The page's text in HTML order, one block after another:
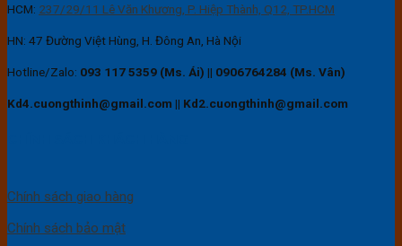
HCM: 237/29/11 Lê Văn Khương, P. Hiệp Thành, Q12, TP.HCM
HN: 47 Đường Việt Hùng, H. Đông An, Hà Nội
Hotline/Zalo: 093 117 5359 (Ms. Ái) || 0906764284 (Ms. Vân)
Kd4.cuongthinh@gmail.com || Kd2.cuongthinh@gmail.com
Chính sách giao hàng
Chính sách bảo mật